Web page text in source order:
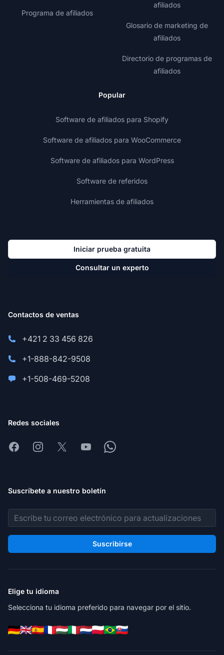
Programa de afiliados
afiliados
Glosario de marketing de
afiliados
Directorio de programas de
afiliados
Popular
Software de afiliados para Shopify
Software de afiliados para WooCommerce
Software de afiliados para WordPress
Software de referidos
Herramientas de afiliados
Iniciar prueba gratuita
Consultar un experto
Contactos de ventas
+421 2 33 456 826
+1-888-842-9508
+1-508-469-5208
Redes sociales
FacebookInstagram
X YoutubeWhatsapp
Suscríbete a nuestro boletín
Dirección de correo electrónico
Suscribirse
Elige tu idioma
Selecciona tu idioma preferido para navegar por el sitio.